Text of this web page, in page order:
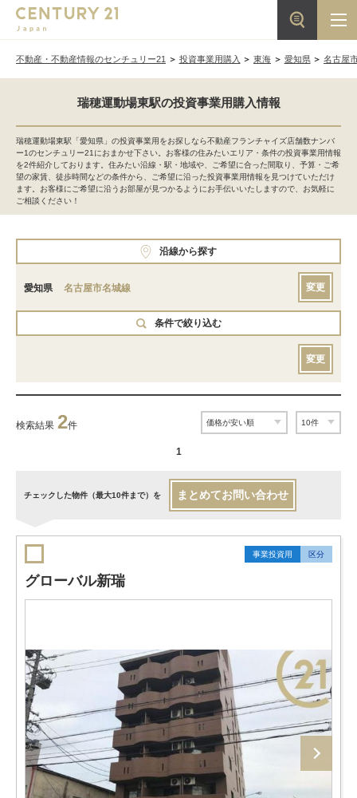
不動産・不動産情報のセンチュリー21 投資事業用購入 東海 愛知県 名古屋
瑞穂運動場東駅の投資事業用購入情報
瑞穂運動場東駅「愛知県」の投資事業用をお探しなら不動産フランチャイズ店舗数ナンバ
ー1のセンチュリー21におまかせ下さい。お客様の住みたいエリア・条件の投資事業用情報
を2件紹介しております。住みたい沿線・駅・地域や、ご希望に合った間取り、予算・ご希
望の家賃、徒歩時間などの条件から、ご希望に沿った投資事業用情報を見つけていただけ
ます。お客様にご希望に沿うお部屋が見つかるようにお手伝いいたしますので、お気軽に
ご相談ください！
沿線から探す
愛知県 名古屋市名城線 変更
条件で絞り込む
変更
検索結果 2件
1
チェックした物件（最大10件まで）を まとめてお問い合わせ
事業投資用 区分
グローバル新瑞